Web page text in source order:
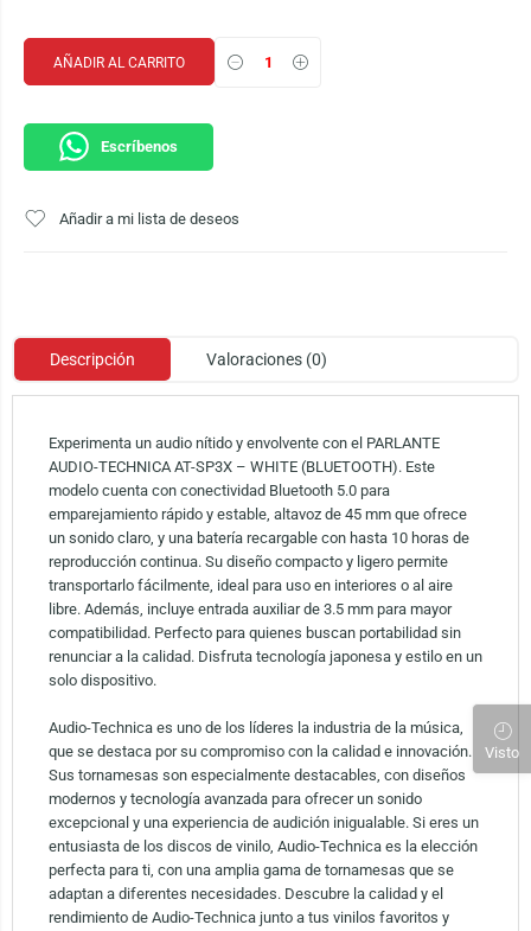
AÑADIR AL CARRITO
Escríbenos
Añadir a mi lista de deseos
Descripción Valoraciones (0)
Experimenta un audio nítido y envolvente con el PARLANTE
AUDIO-TECHNICA AT-SP3X – WHITE (BLUETOOTH). Este
modelo cuenta con conectividad Bluetooth 5.0 para
emparejamiento rápido y estable, altavoz de 45 mm que ofrece
un sonido claro, y una batería recargable con hasta 10 horas de
reproducción continua. Su diseño compacto y ligero permite
transportarlo fácilmente, ideal para uso en interiores o al aire
libre. Además, incluye entrada auxiliar de 3.5 mm para mayor
compatibilidad. Perfecto para quienes buscan portabilidad sin
renunciar a la calidad. Disfruta tecnología japonesa y estilo en un
solo dispositivo.
Audio-Technica es uno de los líderes la industria de la música,
que se destaca por su compromiso con la calidad e innovación.
Sus tornamesas son especialmente destacables, con diseños
modernos y tecnología avanzada para ofrecer un sonido
excepcional y una experiencia de audición inigualable. Si eres un
entusiasta de los discos de vinilo, Audio-Technica es la elección
perfecta para ti, con una amplia gama de tornamesas que se
adaptan a diferentes necesidades. Descubre la calidad y el
rendimiento de Audio-Technica junto a tus vinilos favoritos y
Visto